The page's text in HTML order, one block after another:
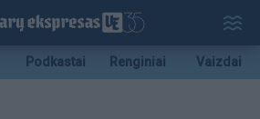
Podkastai Renginiai Vaizdai